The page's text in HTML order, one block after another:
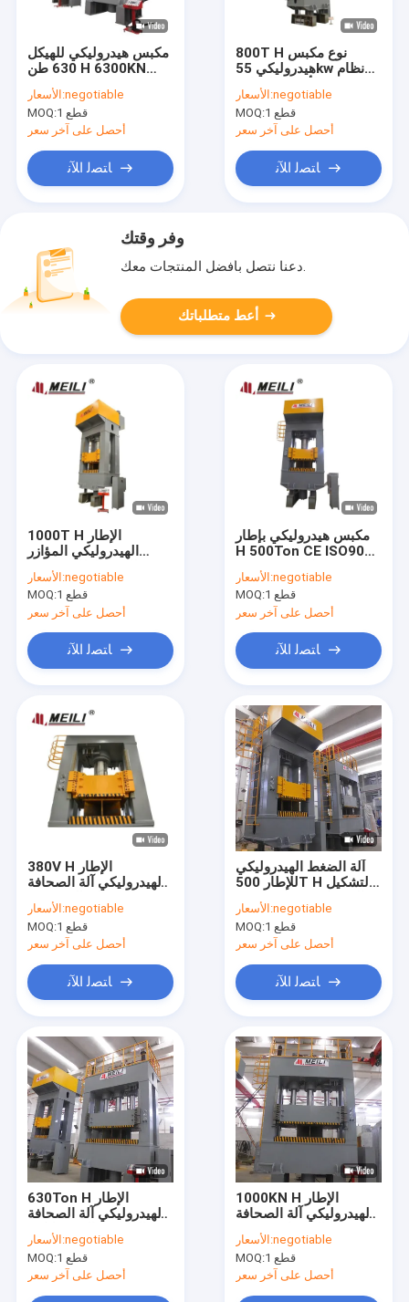
المنتجات
حول بنا
اتصل بنا
آلة ضغط هيدروليكية بأربعة أعمدة
مكبس هيدروليكي للهيكل
630 طن H 6300KN
22X2 KW 70mm / S.
الأسعار:negotiable
MOQ:
1 قطع
أحصل على آخر سعر
ﺎﺘﺼﻟ ﺍﻶﻧ
800T H نوع مكبس
هيدروليكي 55kw نظام
مؤازر لأجهزة المطبخ
المنزلية
الأسعار:negotiable
MOQ:
1 قطع
أحصل على آخر سعر
ﺎﺘﺼﻟ ﺍﻶﻧ
وفر وقتك
دعنا نتصل بأفضل المنتجات معك.
أعط متطلباتك
1000T H الإطار
الهيدروليكي المؤازر
Hyderogen
الأسعار:negotiable
MOQ:
1 قطع
أحصل على آخر سعر
ﺎﺘﺼﻟ ﺍﻶﻧ
مكبس هيدروليكي بإطار
H 500Ton CE ISO9001
العودةالأسعار:negotiable
MOQ:
1 قطع
أحصل على آخر سعر
ﺎﺘﺼﻟ ﺍﻶﻧ
380V H الإطار
الهيدروليكي آلة الصحافة
S عالية الدقة
الأسعار:negotiable
MOQ:
1 قطع
أحصل على آخر سعر
ﺎﺘﺼﻟ ﺍﻶﻧ
آلة الضغط الهيدروليكي
للإطار 500T H لتشكيل
الأسعار:negotiable
MOQ:
1 قطع
أحصل على آخر سعر
ﺎﺘﺼﻟ ﺍﻶﻧ
630Ton H الإطار
الهيدروليكي آلة الصحافة
المؤازرة الهيدروليكية
الصحافة
الأسعار:negotiable
MOQ:
1 قطع
أحصل على آخر سعر
1000KN H الإطار
الهيدروليكي آلة الصحافة
الأسعار:negotiable
MOQ:
1 قطع
أحصل على آخر سعر